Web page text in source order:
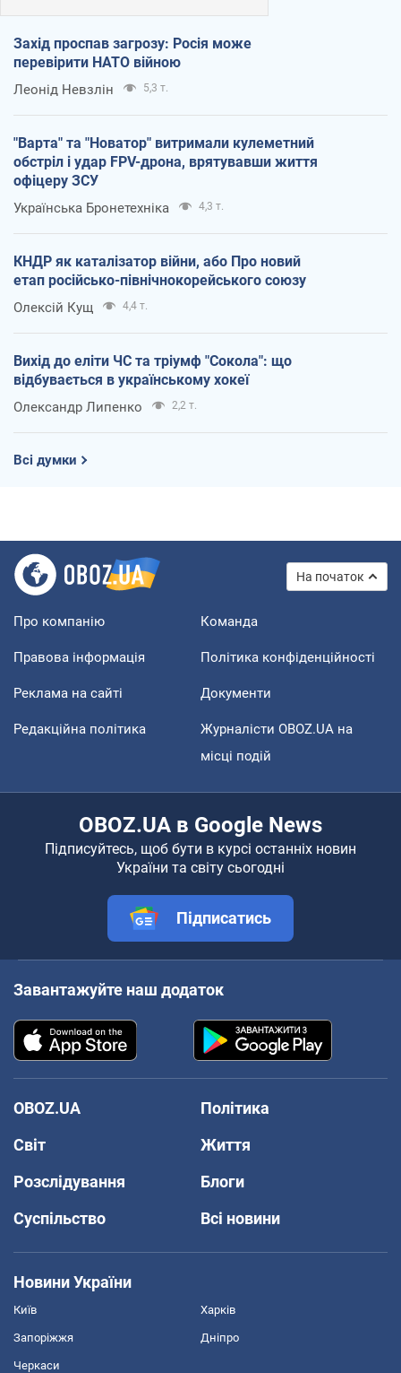
Захід проспав загрозу: Росія може
перевірити НАТО війною
Леонід Невзлін 5,3 т.
"Варта" та "Новатор" витримали кулеметний
обстріл і удар FPV-дрона, врятувавши життя
офіцеру ЗСУ
Українська Бронетехніка 4,3 т.
КНДР як каталізатор війни, або Про новий
етап російсько-північнокорейського союзу
Олексій Кущ 4,4 т.
Вихід до еліти ЧС та тріумф "Сокола": що
відбувається в українському хокеї
Олександр Липенко 2,2 т.
Всі думки
На початок
Про компанію Команда
Правова інформація Політика конфіденційності
Реклама на сайті Документи
Редакційна політика
Журналісти OBOZ.UA на
місці подій
OBOZ.UA в Google News
Підписуйтесь, щоб бути в курсі останніх новин
України та світу сьогодні
Підписатись
Завантажуйте наш додаток
OBOZ.UA
Політика
Світ
Життя
Розслідування
Блоги
Суспільство
Всі новини
Новини України
Київ Харків
Запоріжжя Дніпро
Черкаси